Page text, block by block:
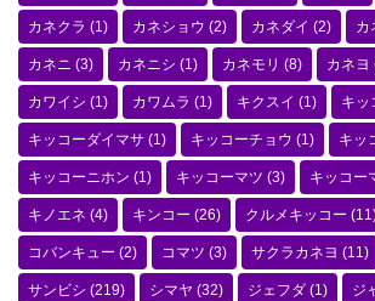
カネクラ (1) カネショウ (2) カネダイ (2) カ
カネニ (3) カネニシ (1) カネモリ (8) カネヨ
カワイシ (1) カワムラ (1) キクスイ (1) キッ
キッコーダイマサ (1) キッコーチョウ (1) キッ
キッコーニホン (1) キッコーマツ (3) キッコー
キノエネ (4) キンコー (26) クルメキッコー
コバンキュー (2) コマツ (3) サクラカネヨ (11)
サンビシ (219) シマヤ (32) ジェフダ (1) ジ